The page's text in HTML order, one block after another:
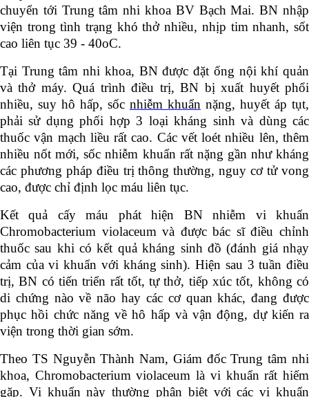
chuyển tới Trung tâm nhi khoa BV Bạch Mai. BN nhập
viện trong tình trạng khó thở nhiều, nhịp tim nhanh, sốt
cao liên tục 39 - 40oC.
Tại Trung tâm nhi khoa, BN được đặt ống nội khí quản
và thở máy. Quá trình điều trị, BN bị xuất huyết phổi
nhiều, suy hô hấp, sốc nhiễm khuẩn nặng, huyết áp tụt,
phải sử dụng phối hợp 3 loại kháng sinh và dùng các
thuốc vận mạch liều rất cao. Các vết loét nhiều lên, thêm
nhiều nốt mới, sốc nhiễm khuẩn rất nặng gần như kháng
các phương pháp điều trị thông thường, nguy cơ tử vong
cao, được chỉ định lọc máu liên tục.
Kết quả cấy máu phát hiện BN nhiễm vi khuẩn
Chromobacterium violaceum và được bác sĩ điều chỉnh
thuốc sau khi có kết quả kháng sinh đồ (đánh giá nhạy
cảm của vi khuẩn với kháng sinh). Hiện sau 3 tuần điều
trị, BN có tiến triển rất tốt, tự thở, tiếp xúc tốt, không có
di chứng nào về não hay các cơ quan khác, đang được
phục hồi chức năng về hô hấp và vận động, dự kiến ra
viện trong thời gian sớm.
Theo TS Nguyễn Thành Nam, Giám đốc Trung tâm nhi
khoa, Chromobacterium violaceum là vi khuẩn rất hiếm
gặp. Vi khuẩnnày thường phân biệt với các vi khuẩn